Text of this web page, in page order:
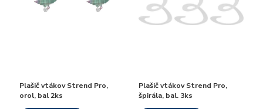
Plašič vtákov Strend Pro,
orol, bal 2ks
Plašič vtákov Strend Pro,
špirála, bal. 3ks